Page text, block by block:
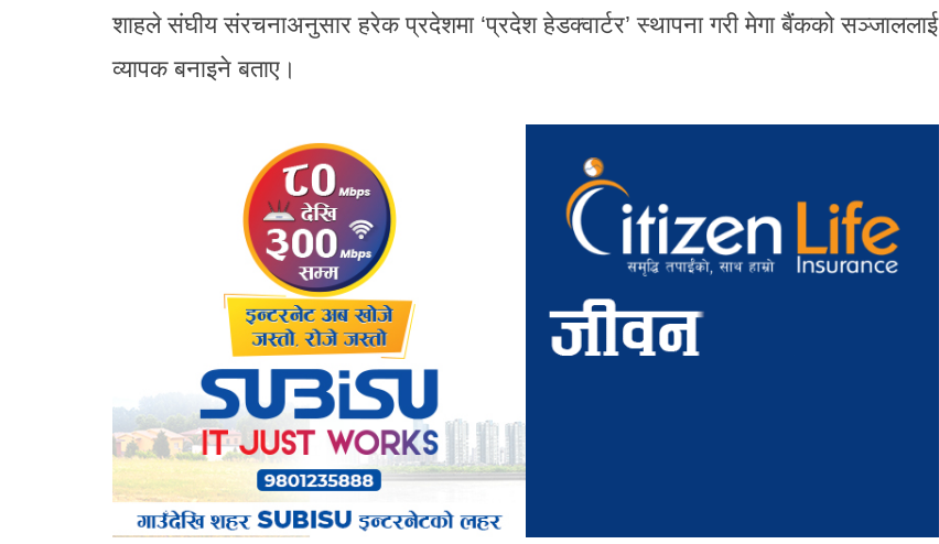
शाहले संघीय संरचनाअनुसार हरेक प्रदेशमा ‘प्रदेश हेडक्वार्टर’ स्थापना गरी मेगा बैंकको सञ्जाललाई
व्यापक बनाइने बताए।